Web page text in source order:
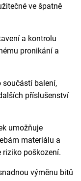
ve špatně
a kontrolu
pronikání a
součástí balení,
příslušenství
umožňuje
materiálu a
riziko poškození.
výměnu bitů